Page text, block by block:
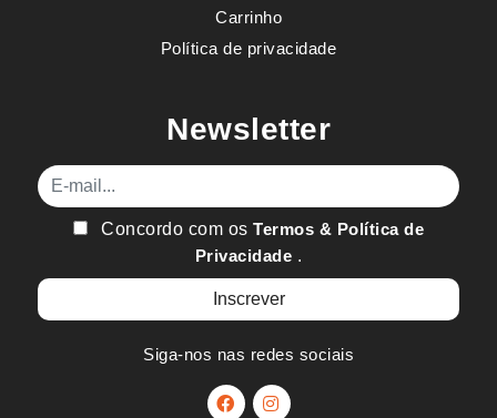
Carrinho
Política de privacidade
Newsletter
E-mail
Concordo com osTermos & Política de
Privacidade .
Siga-nos nas redes sociais